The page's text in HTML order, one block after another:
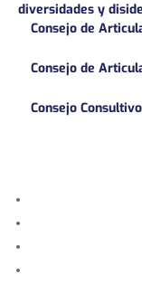
diversidades y
Consejo de
Consejo de
Consejo